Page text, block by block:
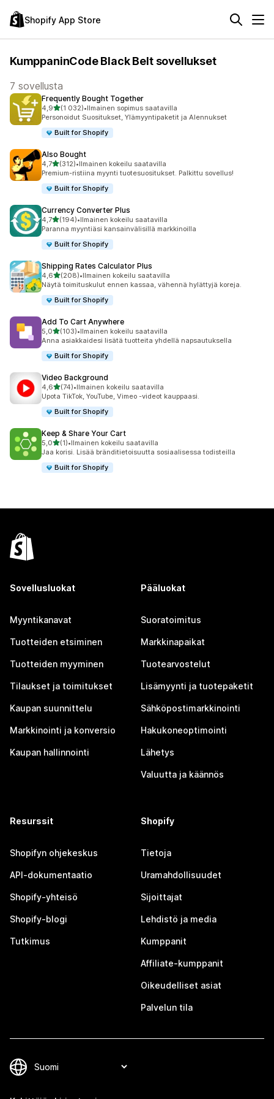
Shopify App Store
KumppaninCode Black Belt sovellukset
7 sovellusta
Frequently Bought Together
4,9/ 5 tähteä
(1 032)
1032 arvostelua yhteensä
•Ilmainen sopimus saatavilla
Personoidut Suositukset, Ylämyyntipaketit ja Alennukset
Built for Shopify
Also Bought
4,7/ 5 tähteä
(312)
312 arvostelua yhteensä
•Ilmainen kokeilu saatavilla
Premium-ristiina myynti tuotesuositukset. Palkittu sovellus!
Built for Shopify
Currency Converter Plus
4,7/ 5 tähteä
(194)
194 arvostelua yhteensä
•Ilmainen kokeilu saatavilla
Paranna myyntiäsi kansainvälisillä markkinoilla
Built for Shopify
Shipping Rates Calculator Plus
4,6/ 5 tähteä
(208)
208 arvostelua yhteensä
•Ilmainen kokeilu saatavilla
Näytä toimituskulut ennen kassaa, vähennä hylättyjä koreja.
Built for Shopify
Add To Cart Anywhere
5,0/ 5 tähteä
(103)
103 arvostelua yhteensä
•Ilmainen kokeilu saatavilla
Anna asiakkaidesi lisätä tuotteita yhdellä napsautuksella
Built for Shopify
Video Background
4,6/ 5 tähteä
(74)
74 arvostelua yhteensä
•Ilmainen kokeilu saatavilla
Upota TikTok, YouTube, Vimeo -videot kauppaasi.
Built for Shopify
Keep & Share Your Cart
5,0/ 5 tähteä
(1)
1 arvostelua yhteensä
•Ilmainen kokeilu saatavilla
Jaa korisi. Lisää bränditietoisuutta sosiaalisessa todisteilla
Built for Shopify
Sovellusluokat
Myyntikanavat
Tuotteiden etsiminen
Tuotteiden myyminen
Tilaukset ja toimitukset
Kaupan suunnittelu
Markkinointi ja konversio
Kaupan hallinnointi
Pääluokat
Suoratoimitus
Markkinapaikat
Tuotearvostelut
Lisämyynti ja tuotepaketit
Sähköpostimarkkinointi
Hakukoneoptimointi
Lähetys
Valuutta ja käännös
Resurssit
Shopifyn ohjekeskus
API-dokumentaatio
Shopify-yhteisö
Shopify-blogi
Tutkimus
Shopify
Tietoja
Uramahdollisuudet
Sijoittajat
Lehdistö ja media
Kumppanit
Affiliate-kumppanit
Oikeudelliset asiat
Palvelun tila